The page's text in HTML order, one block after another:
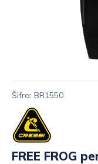
Šifra: BR1550
FREE FROG